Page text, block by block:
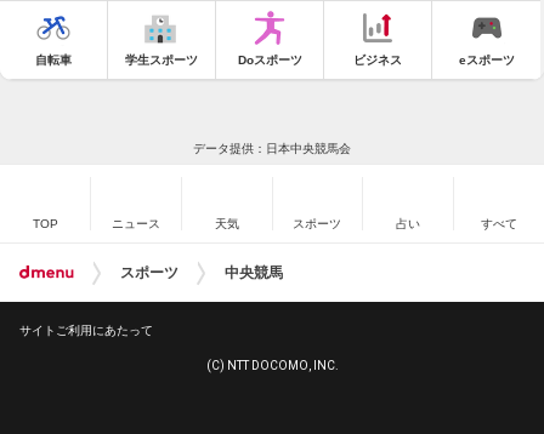
自転車 学生スポーツ Doスポーツ ビジネス eスポーツ
データ提供：日本中央競馬会
TOP ニュース 天気 スポーツ 占い すべて
スポーツ 中央競馬
サイトご利用にあたって
(C) NTT DOCOMO, INC.